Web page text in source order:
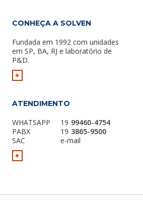
CONHEÇA A SOLVEN
Fundada em 1992 com unidades
em SP, BA, RJ e laboratório de
P&D.
+
ATENDIMENTO
WHATSAPP
PABX
SAC
+
19 99460-4754
19 3865-9500
e-mail